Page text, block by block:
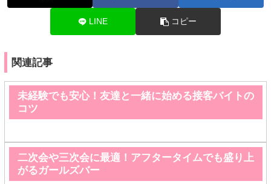
LINE コピー
関連記事
未経験でも安心！友達と一緒に始める接客バイトの
コツ
二次会や三次会に最適！アフタータイムでも盛り上
がるガールズバー